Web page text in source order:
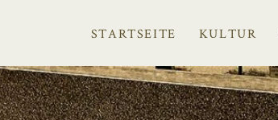
STARTSEITE KULTUR